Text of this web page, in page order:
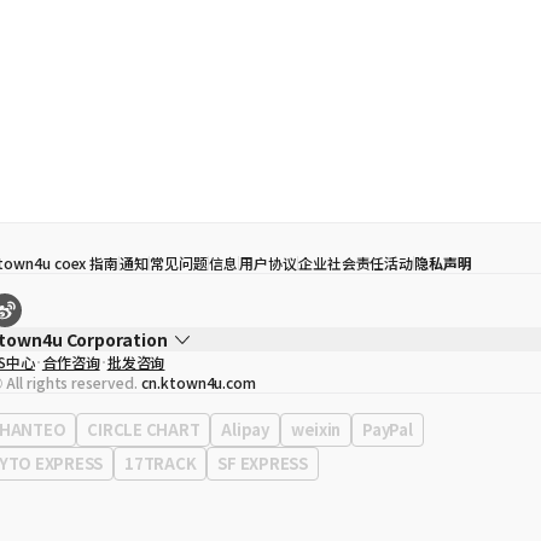
coex 指南通知常见问题信息用户协议企业社会责任活动隐私声明
Corporation
宋効珉
业执照 120-87-71116
地址 首尔特别市 江南区 岭东大路 513号 3楼 （三成洞， coex)
中心 合作咨询 批发咨询
rights reserved. cn.ktown4u.com
HANTEO CIRCLE CHART Alipay weixin
PayPal
YTO EXPRESS
17TRACK SF EXPRESS